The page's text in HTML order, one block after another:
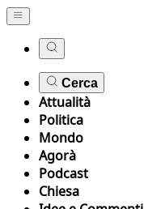
Cerca
Attualità
Politica
Mondo
Agorà
Podcast
Chiesa